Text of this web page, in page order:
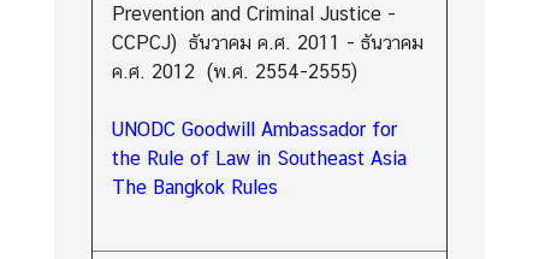
Prevention and Criminal Justice -
CCPCJ) ธันวาคม ค.ศ. 2011 - ธันวาคม
ค.ศ. 2012 (พ.ศ. 2554-2555)
UNODC Goodwill Ambassador for
the Rule of Law in Southeast Asia
The Bangkok Rules